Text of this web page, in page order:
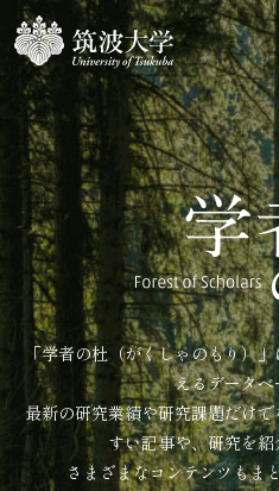
「学者の杜（がくしゃのもり）
えるデータベ
最新の研究業績や研究課題だけ
すい記事や、研究を
さまざまなコンテンツもま